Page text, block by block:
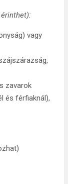
vagy
zavarok
és férfiaknál),